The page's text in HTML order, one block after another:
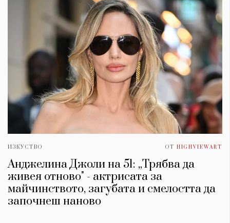
ИЗКУСТВО ОТ HIGHVIEWART
Анджелина Джоли на 51: „Трябва да
живея отново" - актрисата за
майчинството, загубата и смелостта да
започнеш наново